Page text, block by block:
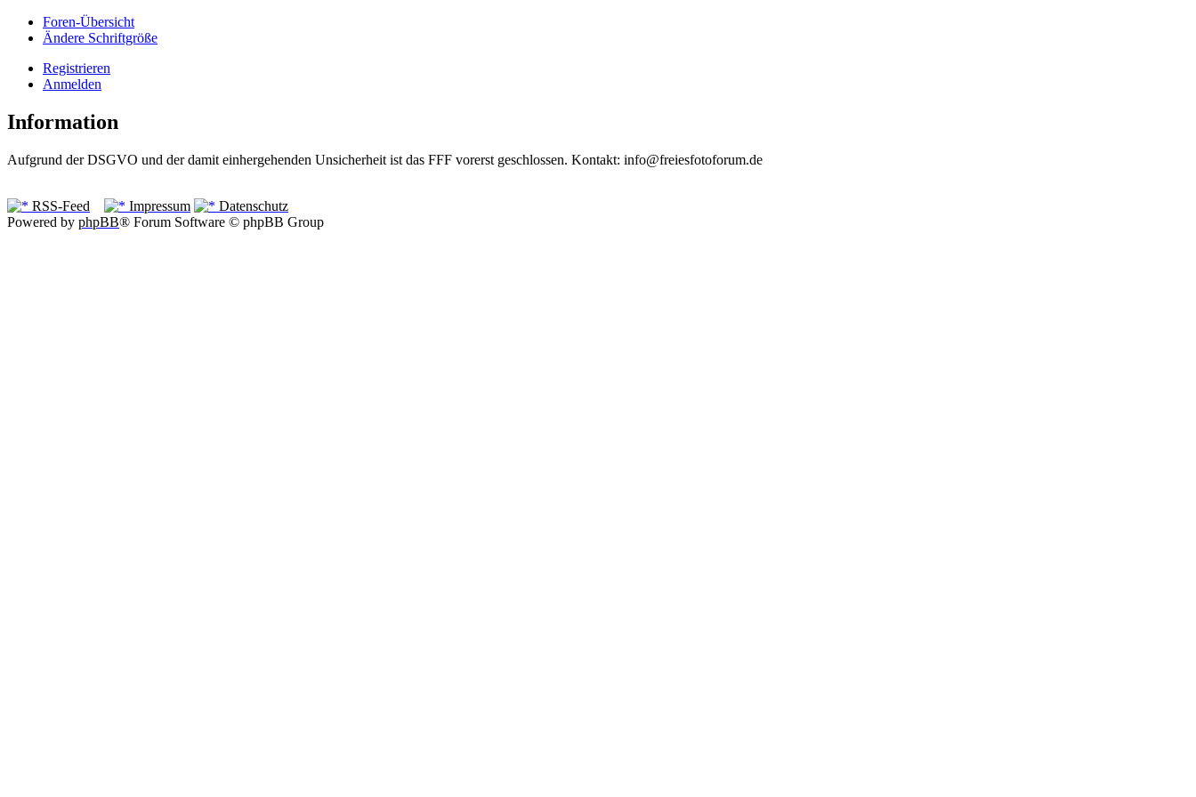
Foren-Übersicht
Ändere Schriftgröße
Registrieren
Anmelden
Information
Aufgrund der DSGVO und der damit einhergehenden Unsicherheit ist das FFF vorerst geschlossen. Kontakt: info@freiesfotoforum.de
RSS-Feed Impressum
Datenschutz
Powered by phpBB® Forum Software © phpBB Group